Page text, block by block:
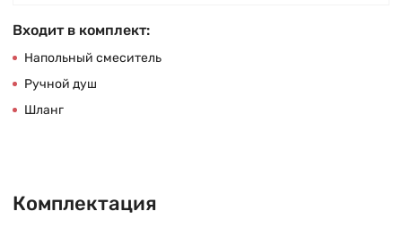
Входит в комплект:
Напольный смеситель
Ручной душ
Шланг
Комплектация